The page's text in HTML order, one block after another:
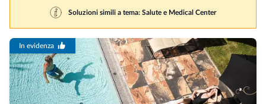
Soluzioni simili a tema: Salute e Medical Center
In evidenza